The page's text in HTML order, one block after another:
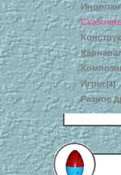
Игры [4]
Разное